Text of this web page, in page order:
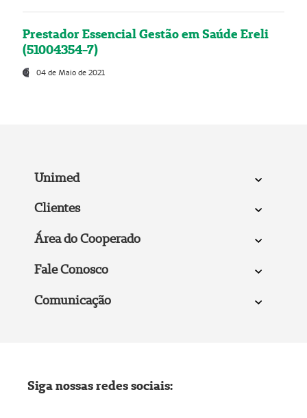
Prestador Essencial Gestão em Saúde Ereli
(51004354-7)
04 de Maio de 2021
Unimed
Clientes
Área do Cooperado
Fale Conosco
Comunicação
Siga nossas redes sociais: